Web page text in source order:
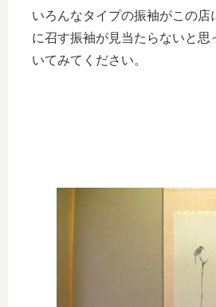
いろんなタイプの振袖がこの店
に召す振袖が見当たらないと思
いてみてください。